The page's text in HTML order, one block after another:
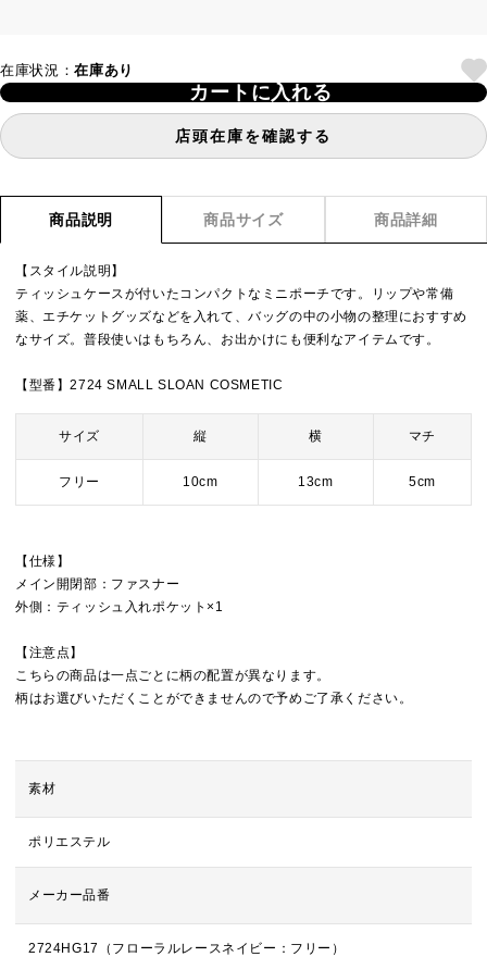
在庫状況：在庫あり
カートに入れる
店頭在庫を確認する
商品説明 商品サイズ 商品詳細
【スタイル説明】
ティッシュケースが付いたコンパクトなミニポーチです。リップや常備
薬、エチケットグッズなどを入れて、バッグの中の小物の整理におすすめ
なサイズ。普段使いはもちろん、お出かけにも便利なアイテムです。
【型番】2724 SMALL SLOAN COSMETIC
サイズ 縦 横 マチ
フリー 10cm 13cm 5cm
【仕様】
メイン開閉部：ファスナー
外側：ティッシュ入れポケット×1
【注意点】
こちらの商品は一点ごとに柄の配置が異なります。
柄はお選びいただくことができませんので予めご了承ください。
素材
ポリエステル
メーカー品番
2724HG17（フローラルレースネイビー：フリー）